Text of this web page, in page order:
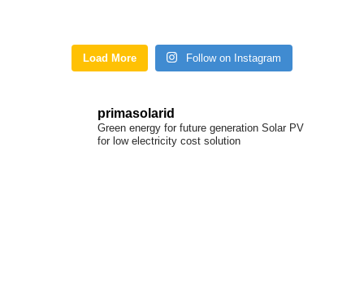
Load More Follow on Instagram
primasolarid
Green energy for future generation Solar PV
for low electricity cost solution